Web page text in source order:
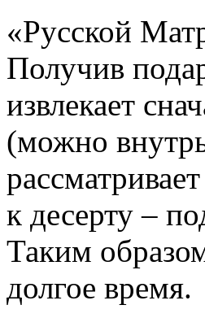
«Русской
Получив
извлекает
(можно
к десерту –
Таким
долгое время.